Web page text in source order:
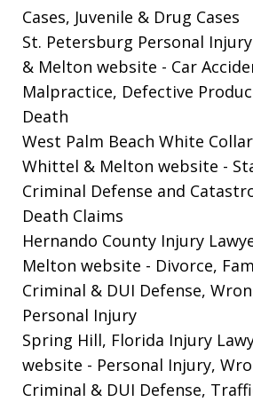
Cases, Juvenile & Drug Cases
St. Petersburg Personal
& Melton website - Car
Malpractice, Defective
Death
West Palm Beach White
Whittel & Melton website -
Criminal Defense and
Death Claims
Hernando County Injury
Melton website - Divorce,
Criminal & DUI Defense,
Personal Injury
Spring Hill, Florida Injury
website - Personal Injury,
Criminal & DUI Defense,